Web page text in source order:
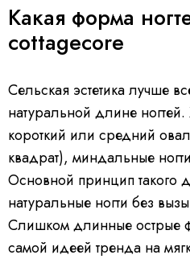
Какая форма
cottagecore
Сельская эстетика лучше
натуральной длине
короткий или средний
квадрат), миндальные
Основной принцип такого
натуральные ногти без
Слишком длинные острые
самой идеей тренда на